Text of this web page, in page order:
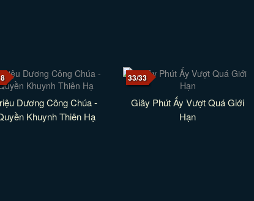
Dương Công Chúa -
Khuynh Thiên Hạ
33/33
Giây Phút Ấy Vượt Quá Giới
Hạn